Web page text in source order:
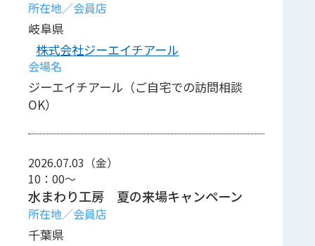
岐阜県
株式会社ジーエイチアール
ジーエイチアール（ご自宅での訪問相談
OK）
2026.07.03（金）
10：00～
水まわり工房 夏の来場キャンペーン
千葉県